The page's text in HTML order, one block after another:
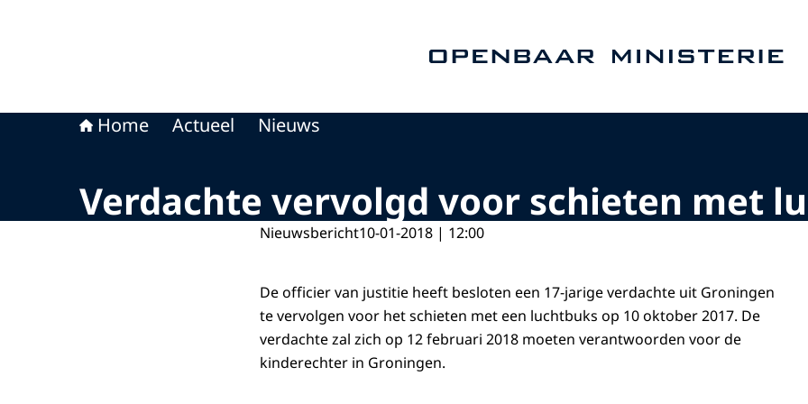
Home Actueel Nieuws
Verdachte vervolgd voor schieten met
Nieuwsbericht10-01-2018 | 12:00
De officier van justitie heeft besloten een 17-jarige verdachte uit Groningen
te vervolgen voor het schieten met een luchtbuks op 10 oktober 2017. De
verdachte zal zich op 12 februari 2018 moeten verantwoorden voor de
kinderechter in Groningen.